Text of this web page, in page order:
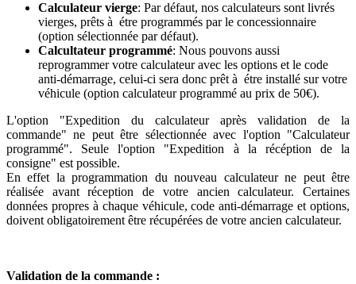
Calculateur vierge: Par défaut, nos calculateurs sont livrés
vierges, prêts à étre programmés par le concessionnaire
(option sélectionnée par défaut).
Calcultateur programmé: Nous pouvons aussi
reprogrammer votre calculateur avec les options et le code
anti-démarrage, celui-ci sera donc prêt à étre installé sur votre
véhicule (option calculateur programmé au prix de 50€).
L'option "Expedition du calculateur après validation de la
commande" ne peut être sélectionnée avec l'option "Calculateur
programmé". Seule l'option "Expedition à la récéption de la
consigne" est possible.
En effet la programmation du nouveau calculateur ne peut être
réalisée avant réception de votre ancien calculateur. Certaines
données propres à chaque véhicule, code anti-démarrage et options,
doivent obligatoirement être récupérées de votre ancien calculateur.
Validation de la commande :